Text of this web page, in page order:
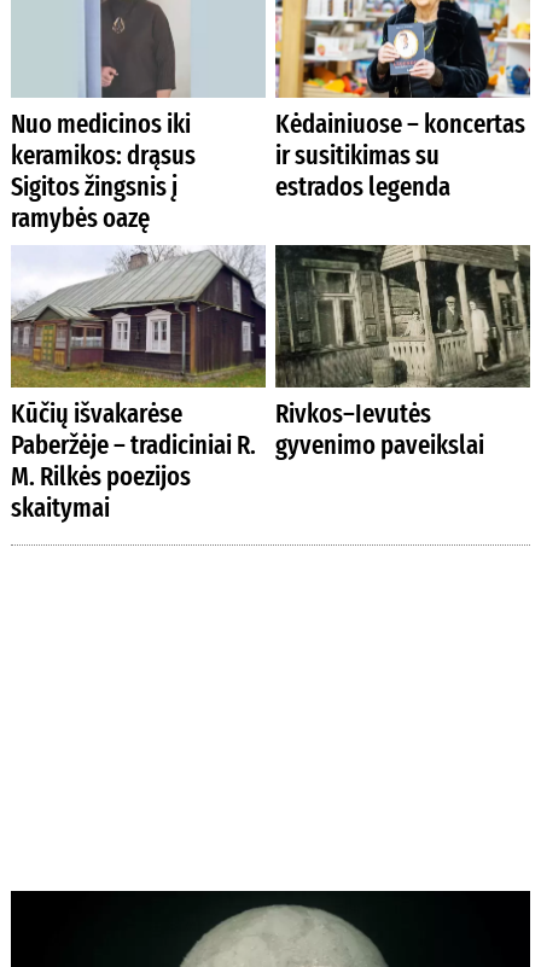
Nuo medicinos iki
keramikos: drąsus
Sigitos žingsnis į
ramybės oazę
Kėdainiuose – koncertas
ir susitikimas su
estrados legenda
Kūčių išvakarėse
Paberžėje – tradiciniai R.
M. Rilkės poezijos
skaitymai
Rivkos–Ievutės
gyvenimo paveikslai